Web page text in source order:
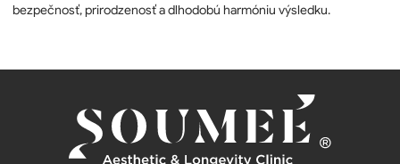
bezpečnosť, prirodzenosť a dlhodobú harmóniu výsledku.